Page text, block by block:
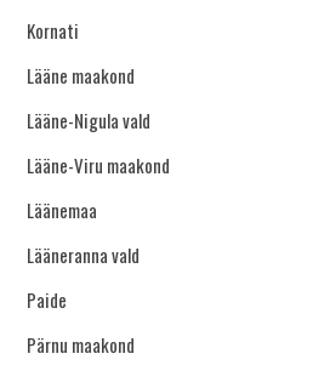
Kornati
Lääne maakond
Lääne-Nigula vald
Lääne-Viru maakond
Läänemaa
Lääneranna vald
Paide
Pärnu maakond